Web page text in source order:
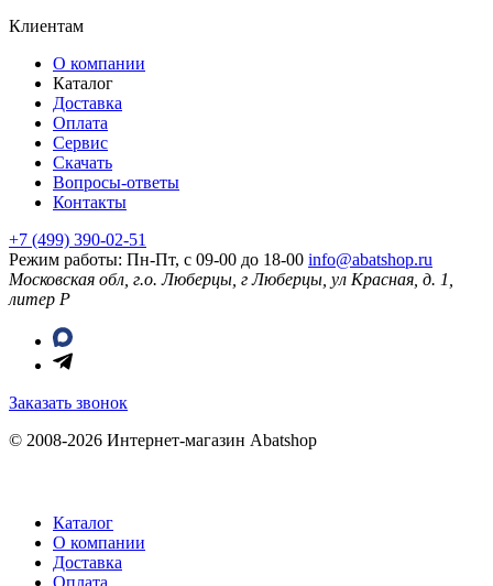
Клиентам
О компании
Каталог
Доставка
Оплата
Сервис
Скачать
Вопросы-ответы
Контакты
+7 (499) 390-02-51
Режим работы: Пн-Пт, с 09-00 до 18-00 info@abatshop.ru
Московская обл, г.о. Люберцы, г Люберцы, ул Красная, д. 1,
литер Р
Заказать звонок
© 2008-2026 Интернет-магазин Abatshop
Каталог
О компании
Доставка